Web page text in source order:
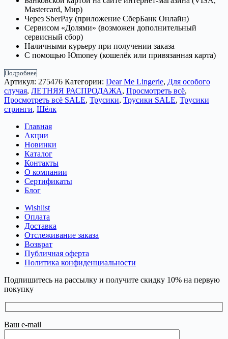
Mastercard, Мир)
Через SberPay (приложение СберБанк Онлайн)
Сервисом «Долями» (возможен дополнительный
сервисный сбор)
Наличными курьеру при получении заказа
С помощью Юmoney (кошелёк или привязанная карта)
Подробнее
Артикул: 275476 Категории: Dear Me Lingerie, Для особого
случая, ЛЕТНЯЯ РАСПРОДАЖА, Просмотреть всё,
Просмотреть всё SALE, Трусики, Трусики SALE, Трусики
стринги, Шёлк
Главная
Акции
Новинки
Каталог
Контакты
О компании
Сертификаты
Блог
Wishlist
Оплата
Доставка
Отслеживание заказа
Возврат
Публичная оферта
Политика конфиденциальности
Подпишитесь на рассылку и получите скидку 10% на первую
покупку
Ваш e-mail